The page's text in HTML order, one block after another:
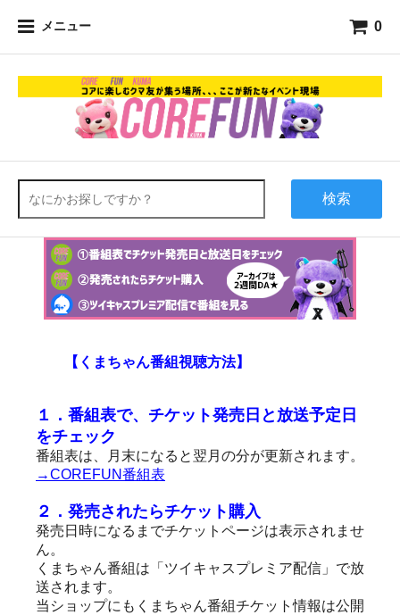
メニュー 0
検索
【くまちゃん番組視聴方法】
１．番組表で、チケット発売日と放送予定日
をチェック
番組表は、月末になると翌月の分が更新されます。
→COREFUN番組表
２．発売されたらチケット購入
発売日時になるまでチケットページは表示されませ
ん。
くまちゃん番組は「ツイキャスプレミア配信」で放
送されます。
当ショップにもくまちゃん番組チケット情報は公開